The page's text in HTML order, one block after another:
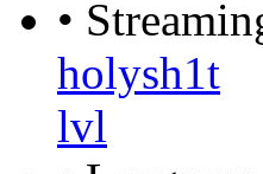
•
holysh1t
lvl